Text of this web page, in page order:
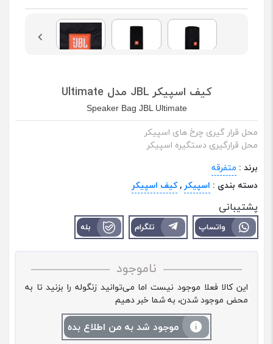
کیف اسپیکر JBL مدل Ultimate
Speaker Bag JBL Ultimate
محل قرار گیری چرخ های اسپیکر
محل قرارگیری دستگیره اسپیکر
برند : متفرقه
دسته بندی : اسپیکر,کیف اسپیکر
پشتیبانی
واتساپ تلگرام بله
ناموجود
این کالا فعلا موجود نیست اما می‌توانید زنگوله را بزنید تا به
محض موجود شدن، به شما خبر دهیم
موجود شد به من اطلاع بده